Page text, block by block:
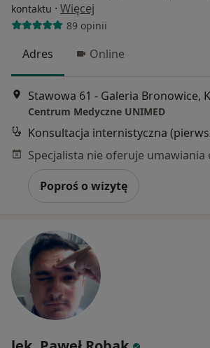
kontaktu · Więcej
89 opinii
Adres Online
Stawowa 61 - Galeria Bronowice,
Centrum Medyczne UNIMED
Konsultacja internistyczna
Poproś o wizytę